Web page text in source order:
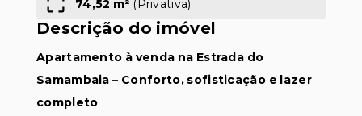
74,52 m² (Privativa)
Descrição do imóvel
Apartamento à venda na Estrada do
Samambaia – Conforto, sofisticação e lazer
completo